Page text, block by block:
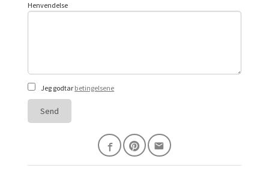
Henvendelse
Jeg godtar betingelsene
Send